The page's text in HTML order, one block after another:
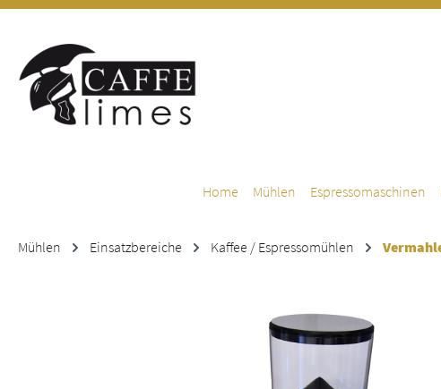
Home Mühlen Espressomaschinen
Mühlen Einsatzbereiche Kaffee / Espressomühlen